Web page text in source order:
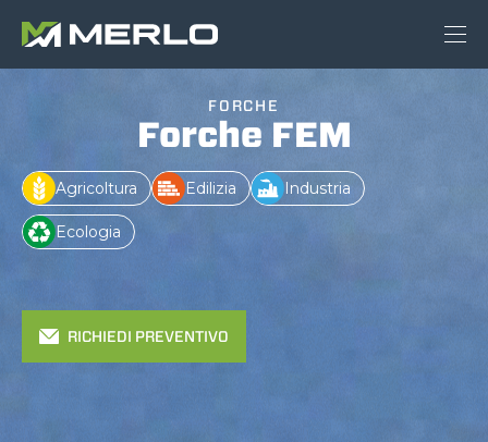
FORCHE
Forche FEM
Agricoltura Edilizia Industria
Ecologia
RICHIEDI PREVENTIVO